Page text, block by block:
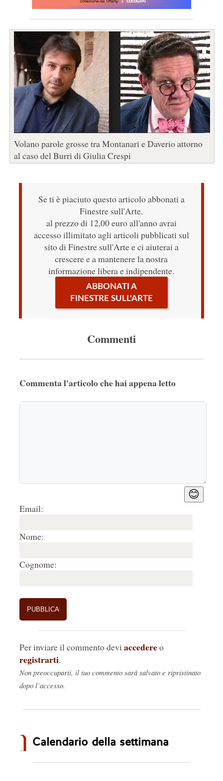
Volano parole grosse tra Montanari e Daverio attorno
al caso del Burri di Giulia Crespi
Se ti è piaciuto questo articolo abbonati a
Finestre sull'Arte.
al prezzo di 12,00 euro all'anno avrai
accesso illimitato agli articoli pubblicati sul
sito di Finestre sull'Arte e ci aiuterai a
crescere e a mantenere la nostra
informazione libera e indipendente.
ABBONATI A
FINESTRE SULL'ARTE
Commenti
Commenta l'articolo che hai appena letto
😊
Email:
Nome:
Cognome:
Per inviare il commento devi accedereo
registrarti.
Non preoccuparti, il tuo commento sarà salvato e ripristinato
dopo l’accesso.
Calendario della settimana